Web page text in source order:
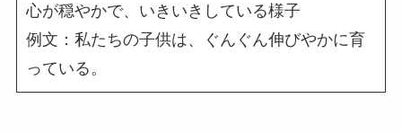
心が穏やかで、いきいきしている様子
例文：私たちの子供は、ぐんぐん伸びやかに育
っている。